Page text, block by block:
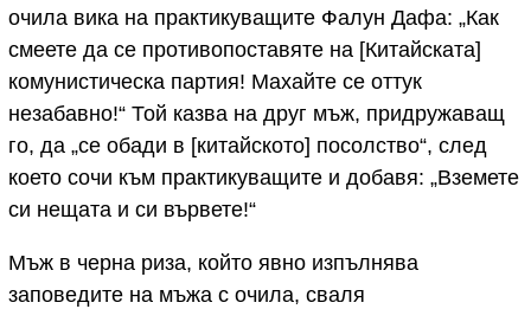
очила вика на практикуващите Фалун Дафа: „Как
смеете да се противопоставяте на [Китайската]
комунистическа партия! Махайте се оттук
незабавно!“ Той казва на друг мъж, придружаващ
го, да „се обади в [китайското] посолство“, след
което сочи към практикуващите и добавя: „Вземете
си нещата и си вървете!“
Мъж в черна риза, който явно изпълнява
заповедите на мъжа с очила, сваля